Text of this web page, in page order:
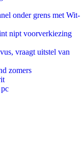
onder grens met Wit-
nipt voorverkiezing
vraagt uitstel van
zomers